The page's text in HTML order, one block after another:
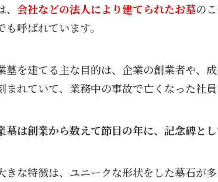
会社などの法人により建てられたお墓の
も呼ばれています。
墓を建てる主な目的は、企業の創業者や、
まれていて、業務中の事故で亡くなった社
墓は創業から数えて節目の年に、記念碑と
きな特徴は、ユニークな形状をした墓石が